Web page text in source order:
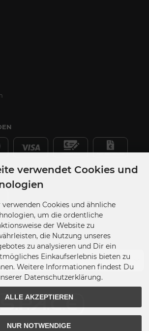
verwendet Cookies und
Cookies und ähnliche
um die ordentliche
der Website zu
die Nutzung unseres
zu analysieren und Dir ein
Einkaufserlebnis bieten zu
Weitere Informationen findest Du
Datenschutzerklärung.
ALLE AKZEPTIEREN
NUR NOTWENDIGE